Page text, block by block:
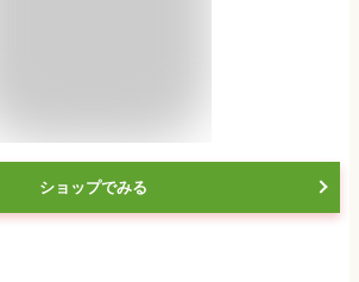
ショップでみる